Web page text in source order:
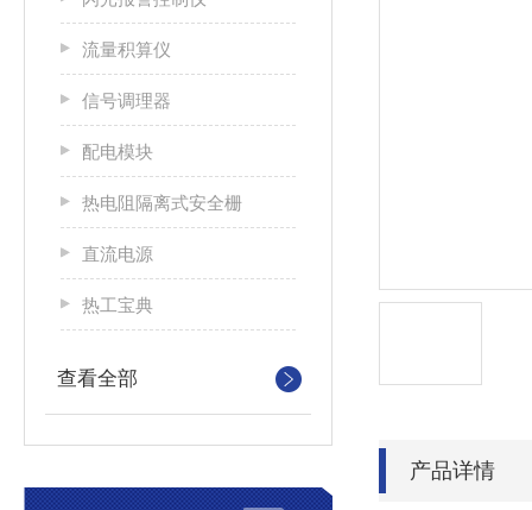
流量积算仪
信号调理器
配电模块
热电阻隔离式安全栅
直流电源
热工宝典
查看全部
产品详情